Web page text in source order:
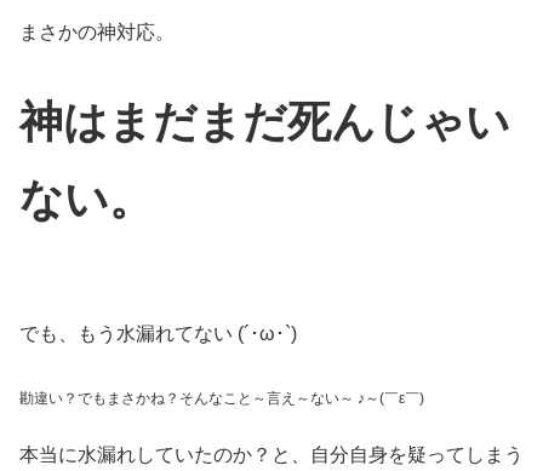
まさかの神対応。
神はまだまだ死んじゃい
ない。
でも、もう水漏れてない (´･ω･`)
勘違い？でもまさかね？そんなこと～言え～ない～ ♪～(￣ε￣)
本当に水漏れしていたのか？と、自分自身を疑ってしまう